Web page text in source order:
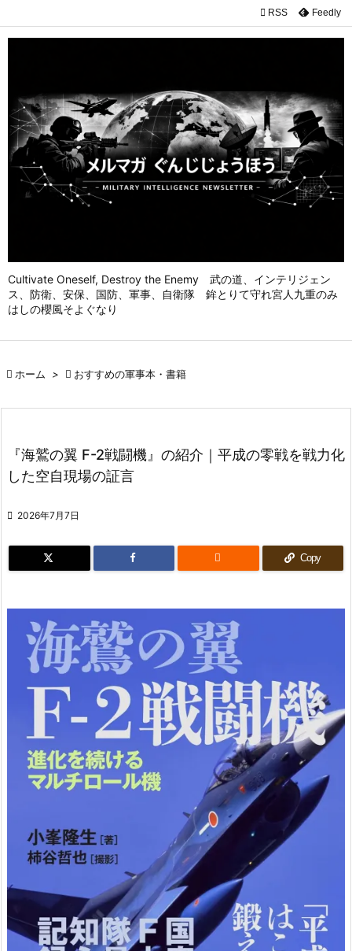
Cultivate Oneself, Destroy the Enemy 武の道、インテリジェン
ス、防衛、安保、国防、軍事、自衛隊 鉾とりて守れ宮人九重のみ
はしの櫻風そよぐなり


次へ

検索
 RSS Feedly
 ホーム >  おすすめの軍事本・書籍
『海鷲の翼 F-2戦闘機』の紹介｜平成の零戦を戦力化
した空自現場の証言
 2026年7月7日
 Copy